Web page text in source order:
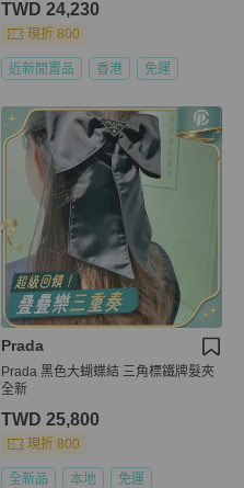
TWD 24,230
現折 800
近新閒置品 香港 免運
Prada
Prada 黑色大蝴蝶結 三角標鐵牌髮夾
全新
TWD 25,800
現折 800
全新品 本地 免運